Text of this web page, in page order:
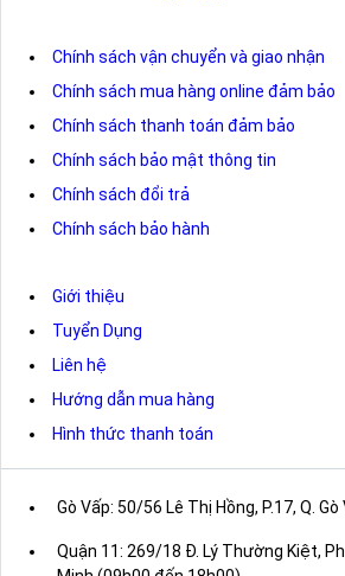
Chính sách vận chuyển và giao nhận
Chính sách mua hàng online đảm bảo
Chính sách thanh toán đảm bảo
Chính sách bảo mật thông tin
Chính sách đổi trả
Chính sách bảo hành
Giới thiệu
Tuyển Dụng
Liên hệ
Hướng dẫn mua hàng
Hình thức thanh toán
Gò Vấp: 50/56 Lê Thị Hồng, P.17, Q. Gò
Quận 11: 269/18 Đ. Lý Thường Kiệt,